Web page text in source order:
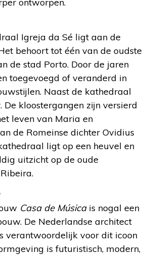
Igreja da Sé ligt aan de
behoort tot één van de oudste
de stad Porto. Door de jaren
toegevoegd of veranderd in
Naast de kathedraal
De kloostergangen zijn versierd
leven van Maria en
de Romeinse dichter Ovidius
ligt op een heuvel en
uitzicht op de oude
Casa de Músicais nogal een
De Nederlandse architect
verantwoordelijk voor dit icoon
is futuristisch, modern,